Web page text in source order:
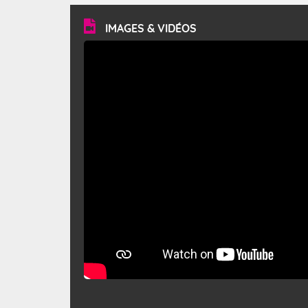
vitesse moyenne de 50 km/h et atteindre 80 à 100 km/h
en rafales, parfois davantage. Il parcourt la basse vallée
du Rhône et la Provence et envahit le littoral
méditerranéen à partir de la Camargue.
IMAGES & VIDÉOS